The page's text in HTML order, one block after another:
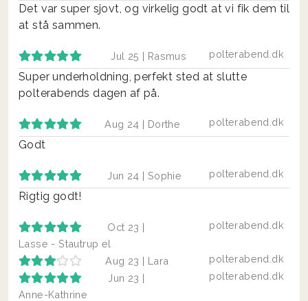
Det var super sjovt, og virkelig godt at vi fik dem til
at stå sammen.
polterabend.dk
Jul 25 | Rasmus
Super underholdning, perfekt sted at slutte
polterabends dagen af på.
polterabend.dk
Aug 24 | Dorthe
Godt
polterabend.dk
Jun 24 | Sophie
Rigtig godt!
polterabend.dk
Oct 23 |
Lasse - Stautrup el
polterabend.dk
Aug 23 | Lara
polterabend.dk
Jun 23 |
Anne-Kathrine